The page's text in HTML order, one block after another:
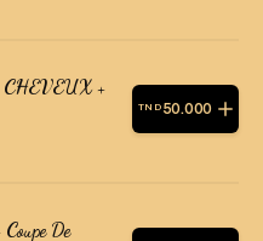
+
TND 50.000
De